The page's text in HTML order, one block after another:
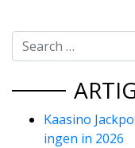
Kaasino
ingen in 2026